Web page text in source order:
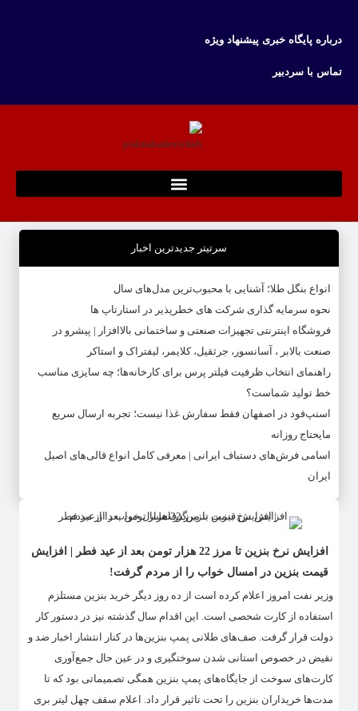
درباره پایگاه خبری پیشنهاد ویژه
تماس با سردبیر
سرتیتر جدیدترین اخبار
انواع بنگل طلا؛ آشنایی با محبوب‌ترین مدل‌های سال
نحوه سرمایه‌ گذاری شرکت‌ های خطرپذیر در استارتاپ ها
فروشگاه اینترنتی تجهیزات صنعتی و ساختمانی بالاافزار | پیشرو در
صنعت بالابر ، آسانسور، جرثقیل، کلایمر، لیفتراک و استاکر
راهنمای انتخاب ظرفیت فیلتر پرس برای کارخانه‌ها؛ چه سایزی مناسب
خط تولید شماست؟
اسنپ‌فود در اصفهان فقط سفارش غذا نیست؛ تجربه ارسال سریع
مایحتاج روزانه
اسامی فرش‌های دستباف ایرانی | معرفی کامل انواع قالی‌های اصیل
ایران
افزایش نرخ بنزین تا مرز 22 هزار تومن بعد از عید فطر | افزایش
قیمت بنزین در امسال خواب را از مردم گرفت!
وزیر نفت امروز اعلام کرده است از ده روز دیگر خرید بنزین مستلزم
استفاده از کارت شحصی است. این اقدام سال گذشته نیز در دستور کار
دولت قرار گرفت. صف‌های طلانی پمپ بنزین‌ها در کنار انتشار اخبار ضد و
نقیض در خصوص استانی شدن سوختگیری و در عین حال جمع‌آوری
کارت‌های سوخت از جایگاه‌های پمپ بنزین همگی تصمیماتی بود که تا
مدت‌ها خریداران بنزین را تحت تاثیر قرار داد. اعلام سقف چهل لیتر بری